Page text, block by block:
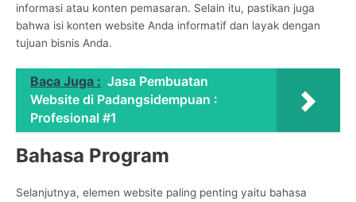
informasi atau konten pemasaran. Selain itu, pastikan juga
bahwa isi konten website Anda informatif dan layak dengan
tujuan bisnis Anda.
Baca Juga : Jasa Pembuatan
Website di Padangsidempuan :
Profesional #1
Bahasa Program
Selanjutnya, elemen website paling penting yaitu bahasa